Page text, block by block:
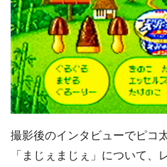
撮影後のインタビューでピコ
「まじぇまじぇ」について